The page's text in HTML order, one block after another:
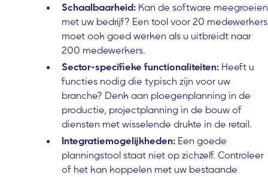
Schaalbaarheid: Kan de software meegroeien
met uw bedrijf? Een tool voor 20 medewerkers
moet ook goed werken als u uitbreidt naar
200 medewerkers.
Sector-specifieke functionaliteiten: Heeft u
functies nodig die typisch zijn voor uw
branche? Denk aan ploegenplanning in de
productie, projectplanning in de bouw of
diensten met wisselende drukte in de retail.
Integratiemogelijkheden: Een goede
planningstool staat niet op zichzelf. Controleer
of het kan koppelen met uw bestaande